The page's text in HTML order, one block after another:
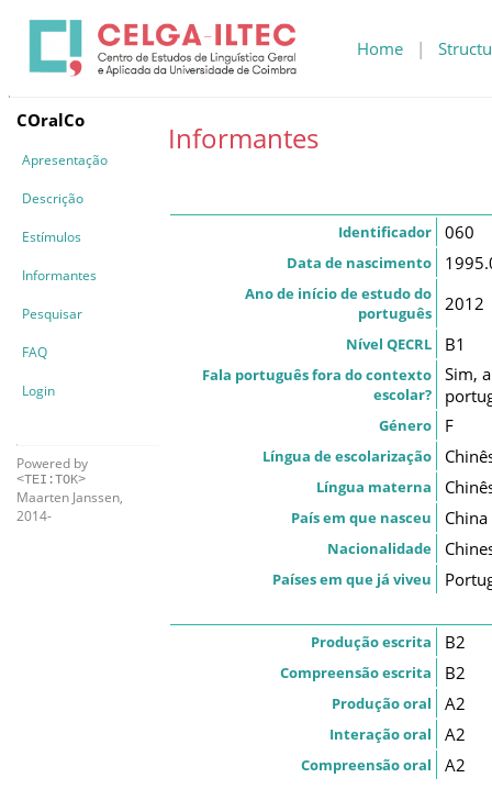
Home |
COralCo
Apresentação
Descrição
Estímulos
Informantes
Pesquisar
FAQ
Login
Powered by
<TEI:TOK>
Maarten Janssen,
2014-
Informantes
Identificador 060
Data de nascimento
Ano de início de estudo do
português
2012
Nível QECRL B1
Fala português fora do contexto
escolar?
Sim,
Género F
Língua de escolarização
Língua materna
País em que nasceu China
Nacionalidade
Países em que já viveu
Produção escrita B2
Compreensão escrita B2
Produção oral A2
Interação oral A2
Compreensão oral A2